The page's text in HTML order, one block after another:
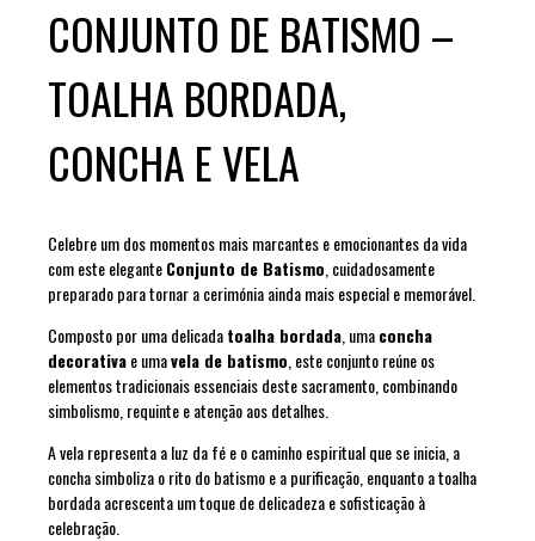
CONJUNTO DE BATISMO –
TOALHA BORDADA,
CONCHA E VELA
Celebre um dos momentos mais marcantes e emocionantes da vida
com este eleganteConjunto de Batismo , cuidadosamente
preparado para tornar a cerimónia ainda mais especial e memorável.
Composto por uma delicadatoalha bordada , umaconcha
decorativae umavela de batismo , este conjunto reúne os
elementos tradicionais essenciais deste sacramento, combinando
simbolismo, requinte e atenção aos detalhes.
A vela representa a luz da fé e o caminho espiritual que se inicia, a
concha simboliza o rito do batismo e a purificação, enquanto a toalha
bordada acrescenta um toque de delicadeza e sofisticação à
celebração.